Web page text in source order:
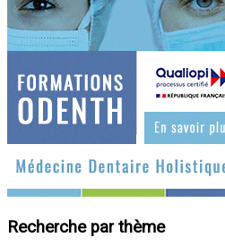
Recherche par thème